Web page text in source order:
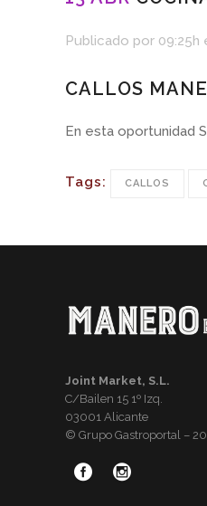
Publicado por 09:25h
CALLOS
En esta oportunidad
Tags: CALLOS
Joint Market, S.L.
C/Bailen 15 1º Izq.
03001 Alicante
© Grupo Gastroportal –